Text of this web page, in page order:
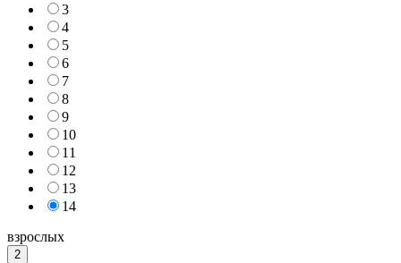
3
4
5
6
7
8
9
10
11
12
13
14
взрослых
2